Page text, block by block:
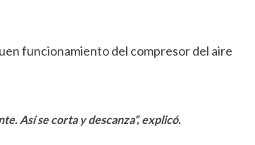
funcionamiento del compresor del aire
Así se corta y descanza”, explicó.